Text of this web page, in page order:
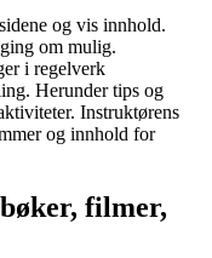
og vis innhold.
om mulig.
i regelverk
Herunder tips og
Instruktørens
og innhold for
filmer,